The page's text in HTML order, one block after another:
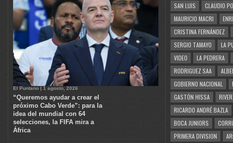
El Puntano | 1 agosto, 2026
“Queremos ayudar a crear el
próximo Cabo Verde”: para la
idea del mundial con 64
selecciones, la FIFA mira a
África
SAN LUIS
CLAUDIO
MAURICIO MACRI
CRISTINA FERNÁNDEZ
SERGIO TAMAYO
LA
VIDEO
LA PEDRERA
RODRIGUEZ SAA
GOBIERNO NACIONAL
GASTÓN HISSA
RICARDO ANDRÉ BAZLA
BOCA JUNIORS
PRIMERA DIVISION